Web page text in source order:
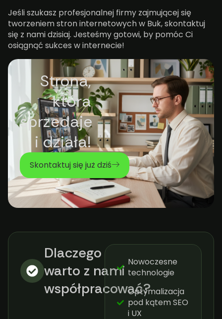
Jeśli szukasz profesjonalnej firmy zajmującej się
tworzeniem stron internetowych w Buk, skontaktuj
się z nami dzisiaj. Jesteśmy gotowi, by pomóc Ci
osiągnąć sukces w internecie!
Strona,
która
sprzedaje
i działa!
Skontaktuj się już dziś
Dlaczego
warto z nami
współpracować?​
Nowoczesne
technologie
Optymalizacja
pod kątem SEO
i UX